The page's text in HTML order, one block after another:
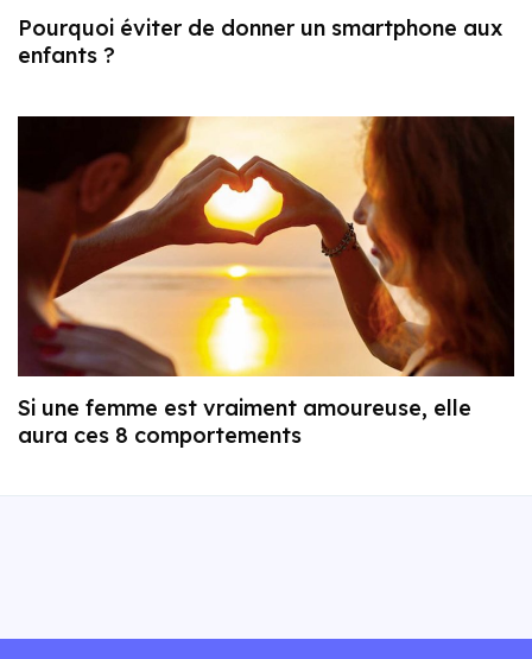
Pourquoi éviter de donner un smartphone aux
enfants ?
Si une femme est vraiment amoureuse, elle
aura ces 8 comportements